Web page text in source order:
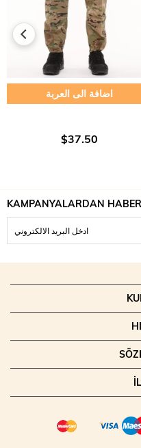
اضافة الى العربة
$37.50
KAMPANYALARDAN